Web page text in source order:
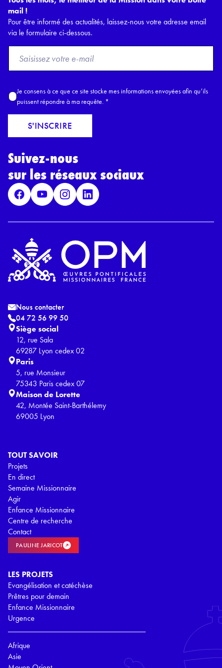
mail !
Pour être informé des actualités, laissez-nous votre adresse email
via le formulaire ci-dessous.
o
E
m
a
l
A
c
c
R
P
D
*
Je consens à ce que ce site stocke mes informations envoyées afin qu’ils
puissent répondre à ma requête. *
S'INSCRIRE
Suivez-nous
sur les réseaux sociaux
TOUT SAVOIR
Projets
En direct
Semaine Missionnaire
Agir
Enfance Missionnaire
Centre de recherche
Contact
PAULINE JARICOT
LES PROJETS
Evangélisation et catéchèse
Prêtres pour demain
Enfance Missionnaire
Urgence
Afrique
Asie
Nous contacter
04 72 56 99 50
Siège social
12, rue Sala
69287 Lyon cedex 02
Paris
5, rue Monsieur
75343 Paris cedex 07
Maison de Lorette
42, Montée Saint-Barthélemy
69005 Lyon